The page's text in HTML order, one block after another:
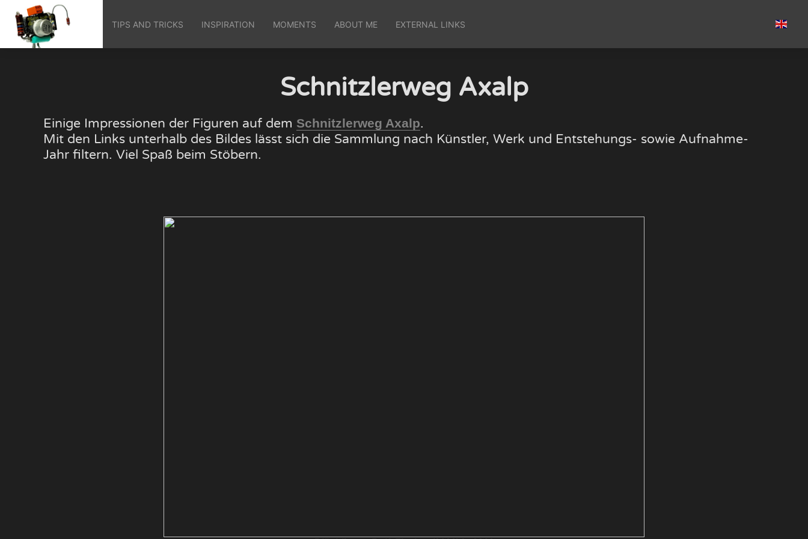
TIPS AND TRICKS INSPIRATION MOMENTS ABOUT ME EXTERNAL LINKS
Schnitzlerweg Axalp
Einige Impressionen der Figuren auf dem Schnitzlerweg Axalp.
Mit den Links unterhalb des Bildes lässt sich die Sammlung nach Künstler, Werk und Entstehungs- sowie Aufnahme-
Jahr filtern. Viel Spaß beim Stöbern.